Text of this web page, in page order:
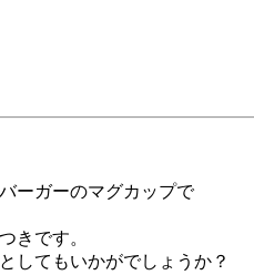
ーガーのマグカップで
。
プの蓋つきです。
してもいかがでしょうか？